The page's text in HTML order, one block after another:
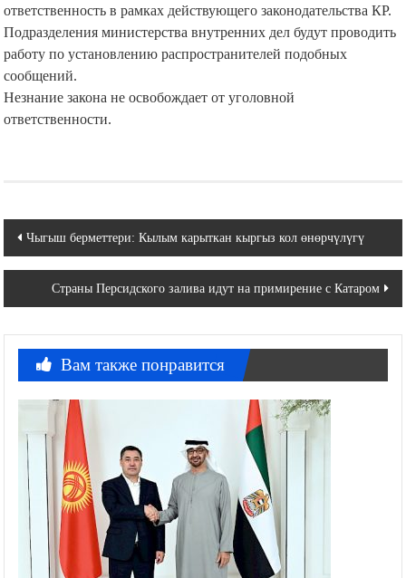
ответственность в рамках действующего законодательства КР.
Подразделения министерства внутренних дел будут проводить
работу по установлению распространителей подобных
сообщений.
Незнание закона не освобождает от уголовной
ответственности.
Навигация
по
записям
Чыгыш берметтери: Кылым карыткан кыргыз кол өнөрчүлүгү
Страны Персидского залива идут на примирение с Катаром
Вам также понравится